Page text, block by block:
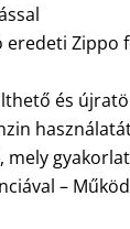
eredeti Zippo
és
mely
–